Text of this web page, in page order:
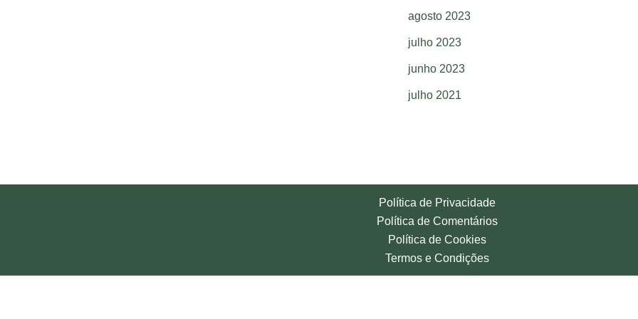
agosto 2023
julho 2023
junho 2023
julho 2021
Política de Privacidade
Política de Comentários
Política de Cookies
Termos e Condições